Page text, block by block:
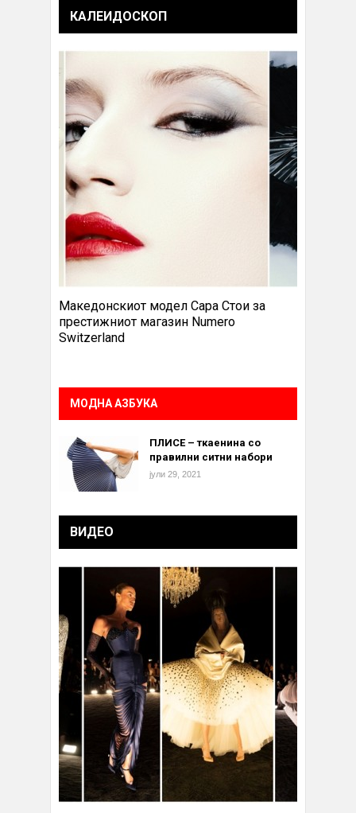
КАЛЕИДОСКОП
Македонскиот модел Сара Стои за
престижниот магазин Numero
Switzerland
МОДНА АЗБУКА
ПЛИСЕ – ткаенина со
правилни ситни набори
јули 29, 2021
ВИДЕО